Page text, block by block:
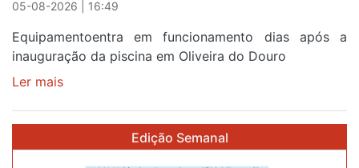
05-08-2026 | 16:49
Equipamentoentra em funcionamento dias após a
inauguração da piscina em Oliveira do Douro
Ler mais
Edição Semanal